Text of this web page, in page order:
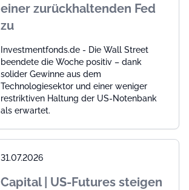
einer zurückhaltenden Fed
zu
Investmentfonds.de - Die Wall Street
beendete die Woche positiv – dank
solider Gewinne aus dem
Technologiesektor und einer weniger
restriktiven Haltung der US-Notenbank
als erwartet.
31.07.2026
Capital | US-Futures steigen